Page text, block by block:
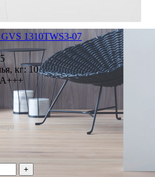
1310TWS3-07
кг: 10
+